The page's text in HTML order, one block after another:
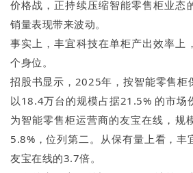
价格战，正持续压缩智能零售柜业态
销量表现带来波动。
事实上，丰宜科技在单柜产出效率上
个身位。
招股书显示，2025年，按智能零售柜
以18.4万台的规模占据21.5% 的市场
为智能零售柜运营商的友宝在线，规
5.8%，位列第二。从保有量上看，丰
友宝在线的3.7倍。